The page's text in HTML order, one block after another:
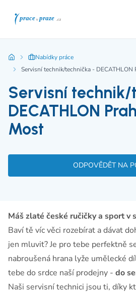
Nabídky práce
Servisní technik/technička - DECATHLON
Servisní
DECATHLON
Most
ODPOVĚDĚT NA
Máš zlaté české ručičky a sport v
Baví tě víc věci rozebírat a dávat
jen mluvit? Je pro tebe perfektně
nabroušená hrana lyže umělecké
tebe do srdce naší prodejny - do
Naši servisní technici jsou ti, díky